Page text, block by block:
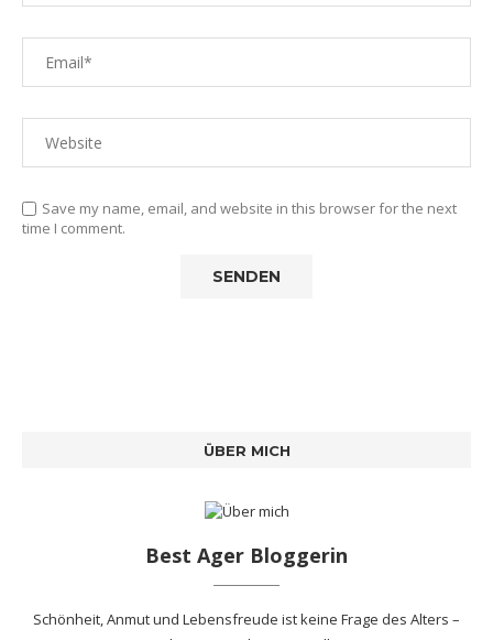
Save my name, email, and website in this browser for the next
time I comment.
ÜBER MICH
Best Ager Bloggerin
Schönheit, Anmut und Lebensfreude ist keine Frage des Alters –